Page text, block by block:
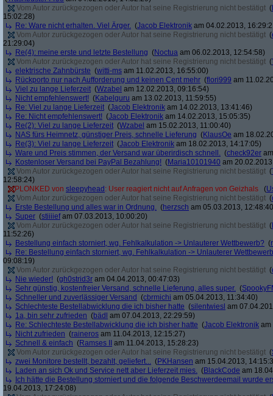
Vom Autor zurückgezogen oder Autor hat seine Registrierung nicht bestätigt (
15:02:28)
Re: Ware nicht erhalten. Viel Ärger. (Jacob Elektronik am 04.02.2013,
Vom Autor zurückgezogen oder Autor hat seine Registrierung nicht bestätigt (
21:29:04)
Re(4): meine erste und letzte Bestellung (Noctua am 06.02.2013, 12:54:58)
Vom Autor zurückgezogen oder Autor hat seine Registrierung nicht bestätigt (
elektrische Zahnbürste (witti-ms am 11.02.2013, 16:55:00)
Rückporto nur nach Aufforderung und keinen Cent mehr (flori999 am
Viel zu lange Lieferzeit (Wzabel am 12.02.2013, 09:16:54)
Nicht empfehlenswert! (Kabelguru am 13.02.2013, 11:59:55)
Re: Viel zu lange Lieferzeit (Jacob Elektronik am 14.02.2013, 13:41:46)
Re: Nicht empfehlenswert! (Jacob Elektronik am 14.02.2013, 15:05:35)
Re(2): Viel zu lange Lieferzeit (Wzabel am 15.02.2013, 11:00:40)
NAS fürs Heimnetz, günstiger Preis, schnelle Lieferung (KlausOe am
Re(3): Viel zu lange Lieferzeit (Jacob Elektronik am 18.02.2013, 14:17:05)
Ware und Preis stimmen, der Versand war überirdisch schnell. (check92er
Kostenloser Versand bei PayPal Bezahlung! (Maria10101940 am
Vom Autor zurückgezogen oder Autor hat seine Registrierung nicht bestätigt (
12:58:24)
PLONKED von sleepyhead : User reagiert nicht auf Anfragen von Geizhals (
Vom Autor zurückgezogen oder Autor hat seine Registrierung nicht bestätigt (
Erste Bestellung und alles war in Ordnung. (herzsch am 05.03.2013,
Super (stiiiiefam 07.03.2013, 10:00:20)
Vom Autor zurückgezogen oder Autor hat seine Registrierung nicht bestätigt (
11:52:26)
Bestellung einfach storniert, wg. Fehlkalkulation -> Unlauterer Wettbewerb? (
Re: Bestellung einfach storniert, wg. Fehlkalkulation -> Unlauterer
09:08:19)
Vom Autor zurückgezogen oder Autor hat seine Registrierung nicht bestätigt (
Nie wieder! (gh0strid3r am 04.04.2013, 00:47:03)
Sehr günstig, kostenfreier Versand, schnelle Lieferung, alles super. (
Schneller und zuverlässiger Versand (cbrmichi am 05.04.2013, 11:34:40)
Schlechteste Bestellabwicklung die ich bisher hatte (silentwiesl am
1a, bin sehr zufrieden (bädl am 07.04.2013, 22:29:59)
Re: Schlechteste Bestellabwicklung die ich bisher hatte (Jacob Elektronik am
Nicht zufrieden (raineros am 11.04.2013, 12:15:27)
Schnell & einfach (Ramses II
am 11.04.2013, 15:28:23)
Vom Autor zurückgezogen oder Autor hat seine Registrierung nicht bestätigt (
zwei Monitore bestellt, bezahlt, geliefert... (PKHansen am 15.04.2013,
Laden an sich Ok und Service nett aber Lieferzeit mies. (BlackCode am
Ich hätte die Bestellung storniert und die folgende Beschwerdeemail wurde
19.04.2013, 17:24:08)